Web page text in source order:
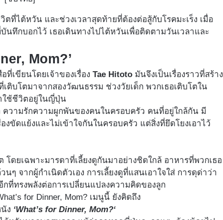
ที่ไต้หวัน และช่วงเวลาสุดท้ายที่ต้องต่อสู้กับโรคมะเร็ง เมื่อ
ทึกบอกไว้ เธอเดินทางไปไต้หวันเพื่อติดตามวันเวลาและ
Mom?’
ที่เขียนโดยเจ้าของเรื่องTae Hitoto มันจึงเป็นเรื่องราวที่สร้าง
เติบโตมาจากสองวัฒนธรรม ช่วงวัยเด็ก พวกเธอเติบโตใน
ใช้ชีวิตอยู่ในญี่ปุ่น
ความรักความผูกพันของคนในครอบครัว คนที่อยู่ใกล้กัน มี
ขัดแย้งและไม่เข้าใจกันในครอบครัว แต่สิ่งที่ยึดโยงเอาไว้
โดยเฉพาะมารดาที่เลี้ยงดูกันมาอย่างชิดใกล้ อาหารที่พวกเธอ
ๆ จากผู้กำเนิดตัวเอง การเลี้ยงดูที่แสนเอาใจใส่ การดุด่าว่า
ที่ทรงพลังต่อการเปลี่ยนแปลงความคิดของลูก
ง ‘What’s for Dinner, Mom?‘